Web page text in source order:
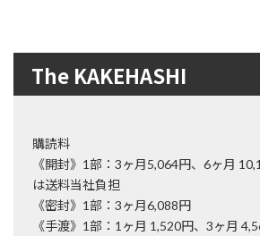
The KAKEHASHI
購読料
《開封》1部：3ヶ月5,064円、6ヶ月
は送料当社負担
《密封》1部：3ヶ月6,088円
《手渡》1部：1ヶ月 1,520円、3ヶ月